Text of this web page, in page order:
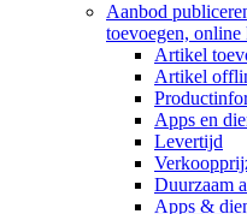
Aanbod
toevoegen,
Artikel
Artikel
Apps en
Levertijd
Duurzaam
Apps &